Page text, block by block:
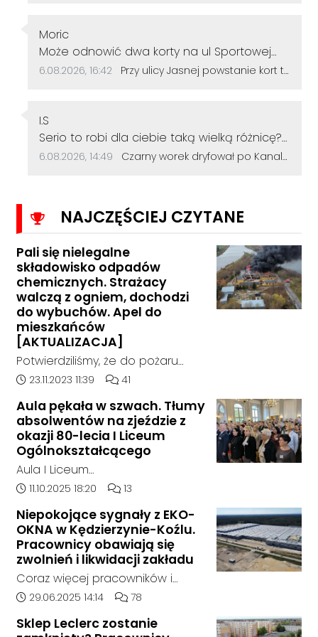
co już młodzi w Dolnośląskim Duma
przynoszą.
Autor komentarza:
Moric
Treść komentarza:
Może odnowić dwa korty na ul Sportowej
przy stadionie? Mniejszy koszt i zacienione
powstaną tam bloki mieszkalne lub inne
osiedle. "Władza miasta" już dawno ma
plany zagospodarowania tego terenu. Mam
Data dodania komentarza:
6.08.2026, 16:42 Źródło komentarza:
Przy ulicy Jasnej powstanie kort tenisowy. Mieszkańcy mogą zgłosić swoje uwagi do inwestycji
Autor komentarza:
I.S
Treść komentarza:
Serio to robi dla ciebie taką wielką różnicę?
brawo...- Patafianie...
Data dodania komentarza:
6.08.2026, 14:49 Źródło komentarza:
Czarny worek dryfował po Kanale Gliwickim. W środku znaleziono zwłoki psa
NAJCZĘŚCIEJ CZYTANE
Pali się nielegalne
składowisko odpadów
chemicznych. Strażacy
walczą z ogniem, dochodzi
do wybuchów. Apel do
mieszkańców
[AKTUALIZACJA]
Potwierdziliśmy, że do pożaru
doszło w hali, w której nielegalnie
chemiczne.
Data dodania artykułu:
23.11.2023 11:39 Liczba komentarzy artykułu:
41
Aula pękała w szwach. Tłumy
absolwentów na zjeździe z
okazji 80-lecia I Liceum
Ogólnokształcącego
Aula I Liceum
Ogólnokształcącego im. Henryka
w sobotnie przedpołudnie
dosłownie pękała w szwach. Na
wyjątkowy zjazd absolwentów z
okazji jubileuszu 80-lecia szkoły
przyjechali ludzie z różnych
zakątków Polski i świata. W tym
roku zarejestrowało się ponad
Data dodania artykułu:
11.10.2025 18:20 Liczba komentarzy artykułu:
13
Niepokojące sygnały z EKO-
OKNA w Kędzierzynie-Koźlu.
Pracownicy obawiają się
zwolnień i likwidacji zakładu
Coraz więcej pracowników i
mieszkańców zgłasza się do
niepokojącej sytuacji w zakładzie
Data dodania artykułu:
29.06.2025 14:14 Liczba komentarzy artykułu:
78
Sklep Leclerc zostanie